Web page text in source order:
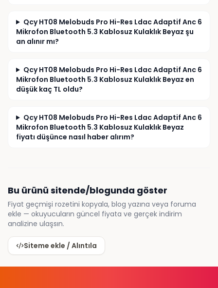
Qcy HT08 Melobuds Pro Hi-Res Ldac Adaptif Anc 6
Mikrofon Bluetooth 5.3 Kablosuz Kulaklık Beyaz şu
an alınır mı?
Qcy HT08 Melobuds Pro Hi-Res Ldac Adaptif Anc 6
Mikrofon Bluetooth 5.3 Kablosuz Kulaklık Beyaz en
düşük kaç TL oldu?
Qcy HT08 Melobuds Pro Hi-Res Ldac Adaptif Anc 6
Mikrofon Bluetooth 5.3 Kablosuz Kulaklık Beyaz
fiyatı düşünce nasıl haber alırım?
Bu ürünü sitende/blogunda göster
Fiyat geçmişi rozetini kopyala, blog yazına veya foruma
ekle — okuyucuların güncel fiyata ve gerçek indirim
analizine ulaşsın.
Siteme ekle / Alıntıla